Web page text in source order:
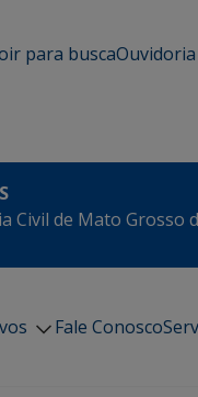
ir para buscaOuvidoria
Civil de Mato Grosso
Fale Conosco